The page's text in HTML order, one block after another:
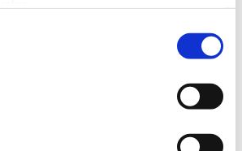
Tym razem czeka je zupełnie nowe
Buzz, Woody, Jessie i reszta paczki
rzeczywistością, w której uwagę dzieci
Stanton, współreżyserką Kenna